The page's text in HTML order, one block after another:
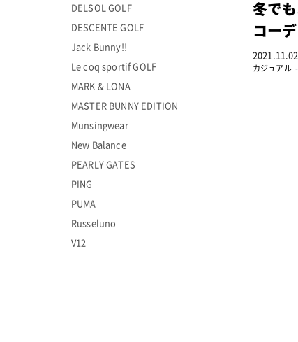
DELSOL GOLF
DESCENTE GOLF
Jack Bunny!!
Le coq sportif GOLF
MARK & LONA
MASTER BUNNY EDITION
Munsingwear
New Balance
PEARLY GATES
PING
PUMA
Russeluno
V12
冬で
コー
2021.11.02
カジュアル